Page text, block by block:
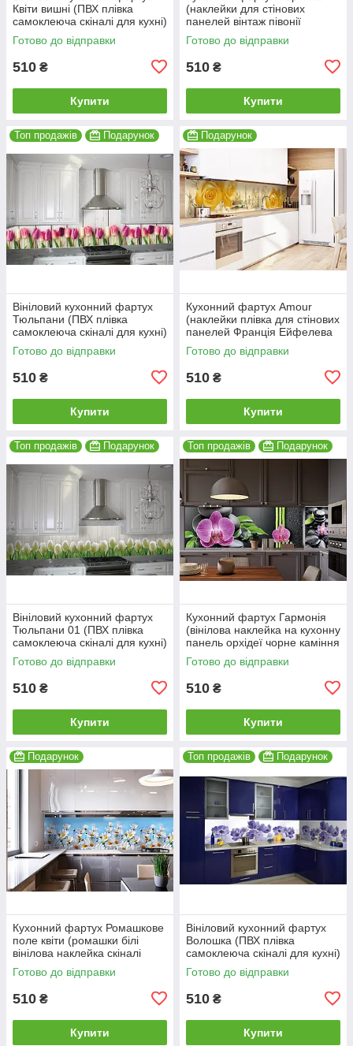
Квіти вишні (ПВХ плівка
самоклеюча скіналі для кухні)
600*2000 мм
Готово до відправки
510 ₴
Купити
(наклейки для стінових
панелей вінтаж півонії
троянди букети чорно-білий)
600*2000 мм
Готово до відправки
510 ₴
Купити
Топ продажів Подарунок
Вініловий кухонний фартух
Тюльпани (ПВХ плівка
самоклеюча скіналі для кухні)
600*2000 мм
Готово до відправки
510 ₴
Купити
Подарунок
Кухонний фартух Amour
(наклейки плівка для стінових
панелей Франція Ейфелева
вежа тістечко Лувр) 600*2000
мм
Готово до відправки
510 ₴
Купити
Топ продажів Подарунок
Вініловий кухонний фартух
Тюльпани 01 (ПВХ плівка
самоклеюча скіналі для кухні)
600*2000 мм
Готово до відправки
510 ₴
Купити
Топ продажів Подарунок
Кухонний фартух Гармонія
(вінілова наклейка на кухонну
панель орхідеї чорне каміння
бамбук) 600*2000 мм
Готово до відправки
510 ₴
Купити
Подарунок
Кухонний фартух Ромашкове
поле квіти (ромашки білі
вінілова наклейка скіналі
плівка) 600*2000 мм
Готово до відправки
510 ₴
Купити
Топ продажів Подарунок
Вініловий кухонний фартух
Волошка (ПВХ плівка
самоклеюча скіналі для кухні)
600*2000 мм
Готово до відправки
510 ₴
Купити